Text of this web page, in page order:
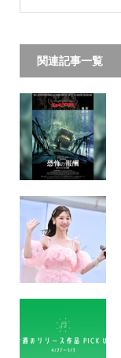
関連記事一覧